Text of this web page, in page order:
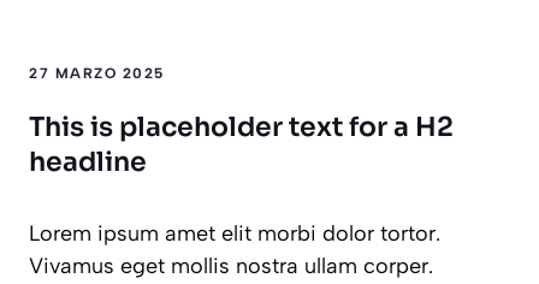
27 MARZO 2025
This is placeholder text for a H2
headline
Lorem ipsum amet elit morbi dolor tortor.
Vivamus eget mollis nostra ullam corper.